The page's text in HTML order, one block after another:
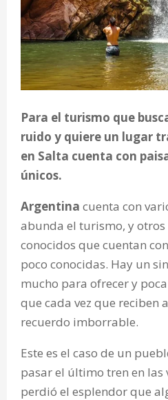
Para el turismo que
ruido y quiere un lugar
en Salta cuenta con
únicos.
Argentina cuenta con
abunda el turismo, y
conocidos que cuentan
poco conocidas. Hay un
mucho para ofrecer y
que cada vez que reciben
recuerdo imborrable.
Este es el caso de un
pasar el último tren en las
perdió el esplendor que